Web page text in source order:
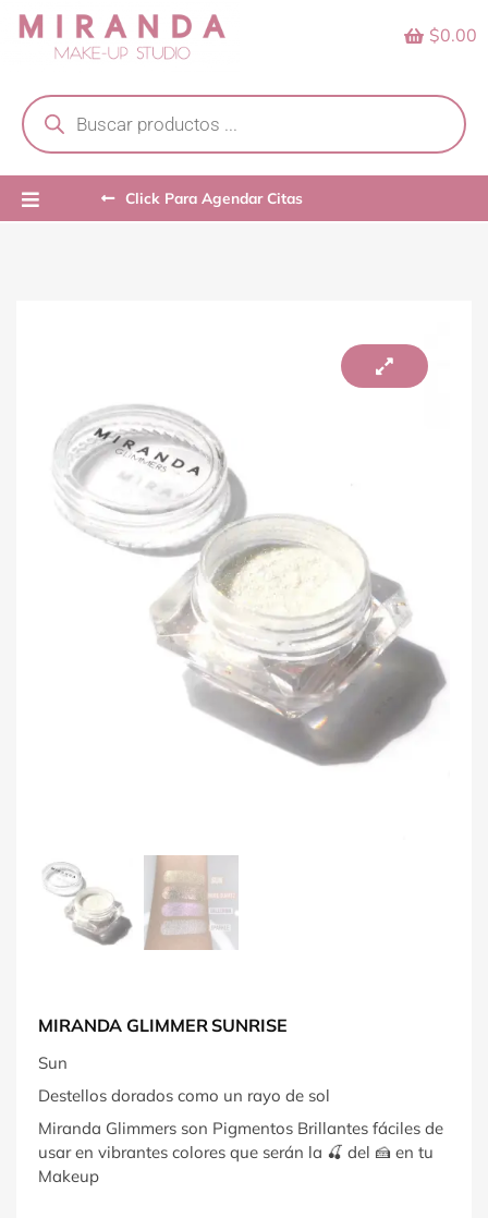
Skip
search
$0.00
Click Para Agendar Citas
MIRANDA GLIMMER SUNRISE
Sun
Destellos dorados como un rayo de sol
Miranda Glimmers son Pigmentos Brillantes fáciles de
usar en vibrantes colores que serán la 🍒 del 🍰 en tu
Makeup